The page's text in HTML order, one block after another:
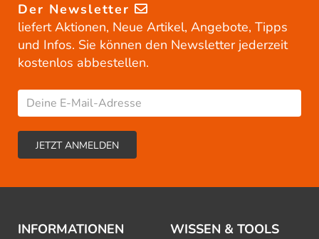
Der Newsletter
liefert Aktionen, Neue Artikel, Angebote, Tipps
und Infos. Sie können den Newsletter jederzeit
kostenlos abbestellen.
INFORMATIONEN WISSEN & TOOLS